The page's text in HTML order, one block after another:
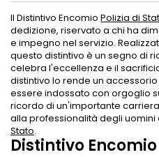
Il Distintivo Encomio Polizia di
dedizione, riservato a chi ha
e impegno nel servizio.
questo distintivo è un segno di
celebra l'eccellenza e il
distintivo lo rende un
essere indossato con orgoglio
ricordo di un'importante
alla professionalità degli
Stato.
Distintivo